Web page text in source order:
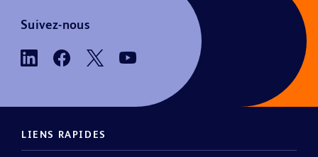
Suivez-nous
LIENS RAPIDES